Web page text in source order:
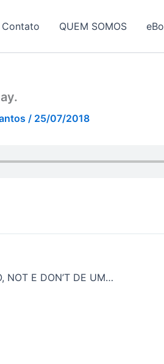
Contato QUEM SOMOS
/ 25/07/2018
APRENDA A DIFERENÇA ENTRE NO, NOT E DON’T DE UMA VEZ POR TODAS